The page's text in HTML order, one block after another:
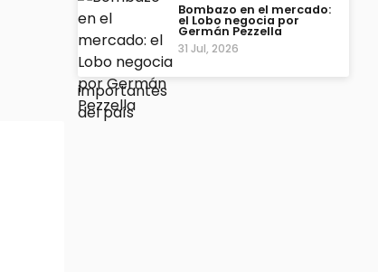
Bombazo en el mercado:
el Lobo negocia por
Germán Pezzella
31 Jul, 2026